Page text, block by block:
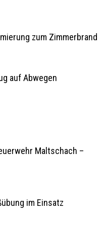
zum Zimmerbrand
auf Abwegen
Maltschach –
im Einsatz